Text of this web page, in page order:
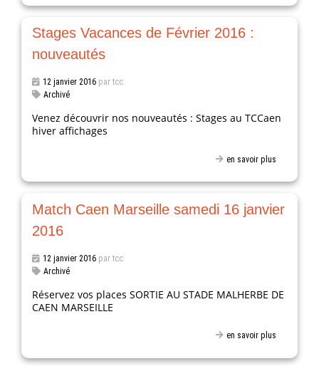
Stages Vacances de Février 2016 :
nouveautés
12 janvier 2016 par tcc
Archivé
Venez découvrir nos nouveautés : Stages au TCCaen
hiver affichages
en savoir plus
Match Caen Marseille samedi 16 janvier
2016
12 janvier 2016 par tcc
Archivé
Réservez vos places SORTIE AU STADE MALHERBE DE
CAEN MARSEILLE
en savoir plus